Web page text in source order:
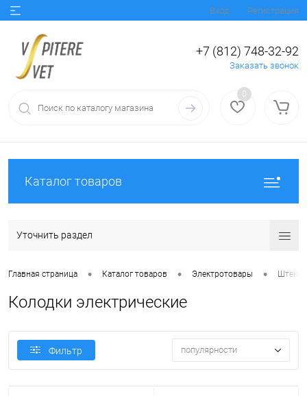
Вход Регистрация
+7 (812) 748-32-92
Заказать звонок
0
Каталог товаров
Уточнить раздел
Главная страница • Каталог товаров • Электротовары •
Колодки электрические
Фильтр популярности